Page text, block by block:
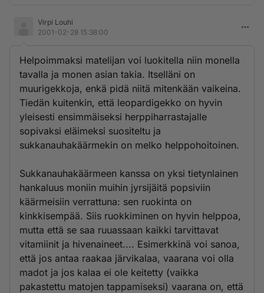
Virpi Louhi
2001-02-28 15:38:00
Helpoimmaksi matelijan voi luokitella niin monella
tavalla ja monen asian takia. Itselläni on
muurigekkoja, enkä pidä niitä mitenkään vaikeina.
Tiedän kuitenkin, että leopardigekko on hyvin
yleisesti ensimmäiseksi herppiharrastajalle
sopivaksi eläimeksi suositeltu ja
sukkanauhakäärmekin on melko helppohoitoinen.
Sukkanauhakäärmeen kanssa on yksi tietynlainen
hankaluus moniin muihin jyrsijäitä popsiviin
käärmeisiin verrattuna: sen ruokinta on
kinkkisempää. Siis ruokkiminen on hyvin helppoa,
mutta että se saa ruuassaan kaikki tarvittavat
vitamiinit ja hivenaineet.... Esimerkkinä voi sanoa,
että jos antaa raakaa järvikalaa, vaarana voi olla
madot ja jos kalaa ei ole keitetty (vaikka
pakastettu matojen tappamiseksi) vaarana on, että